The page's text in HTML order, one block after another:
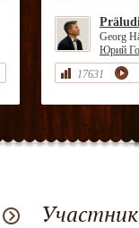
Georg
Юрий
17631